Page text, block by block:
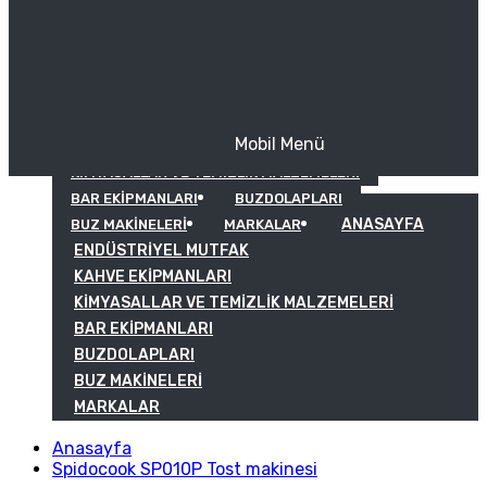
KIMYASALLAR VE TEMIZLIK MALZEMELERI
BAR EKIPMANLARI
BUZDOLAPLARI
BUZ MAKINELERI
MARKALAR
Mobil Menü
ANASAYFA
ENDÜSTRIYEL MUTFAK
KAHVE EKIPMANLARI
KIMYASALLAR VE TEMIZLIK MALZEMELERI
BAR EKIPMANLARI
BUZDOLAPLARI
BUZ MAKINELERI
MARKALAR
Anasayfa
Spidocook SP010P Tost makinesi